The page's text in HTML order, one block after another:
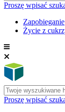
Proszę wpisać
Zapobieganie
Życie z
Proszę wpisać